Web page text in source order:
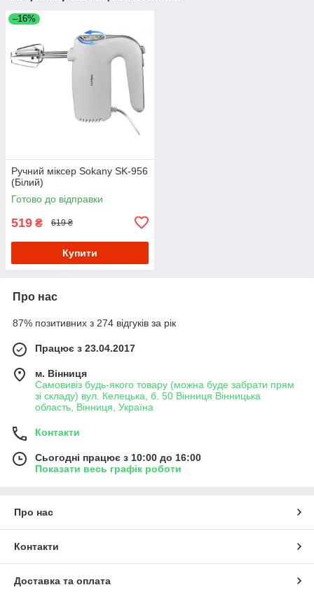
–16%
Ручний міксер Sokany SK-956
(Білий)
Готово до відправки
519 ₴ 619 ₴
Купити
Про нас
87% позитивних з 274 відгуків за рік
Працює з 23.04.2017
м. Вінниця
Самовивіз будь-якого товару (можна буде забрати прям
зі складу) вул. Келецька, б. 50 Вінниця Вінницька
область, Вінниця, Україна
Контакти
Сьогодні працює з 10:00 до 16:00
Показати весь графік роботи
Про нас
Контакти
Доставка та оплата